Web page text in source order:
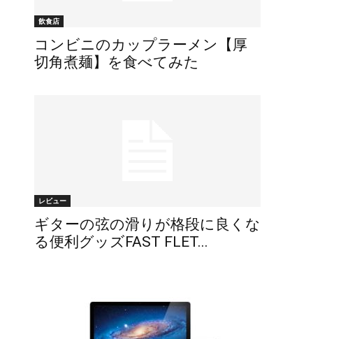
飲食店
コンビニのカップラーメン【厚
切角煮麺】を食べてみた
レビュー
ギターの弦の滑りが格段に良くな
る便利グッズFAST FLET...